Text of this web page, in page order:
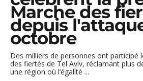
Marche des
depuis
octobre
Des milliers de personnes ont participé
des fiertés de Tel Aviv, réclamant plus
une région où l’égalité ...